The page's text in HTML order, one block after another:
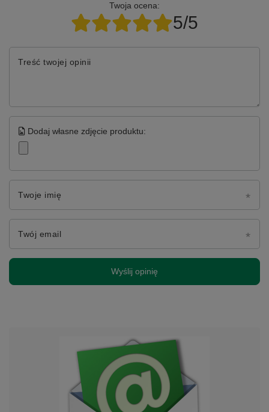
Twoja ocena:
5/5
Treść twojej opinii
Dodaj własne zdjęcie produktu:
Twoje imię
Twój email
Wyślij opinię